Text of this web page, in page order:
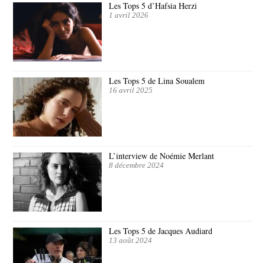
Les Tops 5 d’Hafsia Herzi
1 avril 2026
Les Tops 5 de Lina Soualem
16 avril 2025
L’interview de Noémie Merlant
8 décembre 2024
Les Tops 5 de Jacques Audiard
13 août 2024